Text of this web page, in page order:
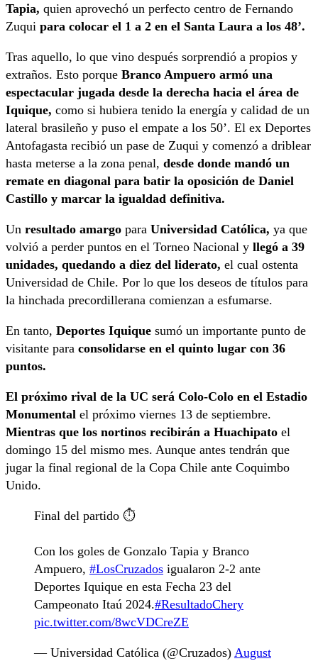
Tapia, quien aprovechó un perfecto centro de Fernando
Zuqui para colocar el 1 a 2 en el Santa Laura a los 48’.
Tras aquello, lo que vino después sorprendió a propios y
extraños. Esto porque Branco Ampuero armó una
espectacular jugada desde la derecha hacia el área de
Iquique, como si hubiera tenido la energía y calidad de un
lateral brasileño y puso el empate a los 50’. El ex Deportes
Antofagasta recibió un pase de Zuqui y comenzó a driblear
hasta meterse a la zona penal, desde donde mandó un
remate en diagonal para batir la oposición de Daniel
Castillo y marcar la igualdad definitiva.
Un resultado amargo para Universidad Católica, ya que
volvió a perder puntos en el Torneo Nacional y llegó a 39
unidades, quedando a diez del liderato, el cual ostenta
Universidad de Chile. Por lo que los deseos de títulos para
la hinchada precordillerana comienzan a esfumarse.
En tanto, Deportes Iquique sumó un importante punto de
visitante para consolidarse en el quinto lugar con 36
puntos.
El próximo rival de la UC será Colo-Colo en el Estadio
Monumental el próximo viernes 13 de septiembre.
Mientras que los nortinos recibirán a Huachipato el
domingo 15 del mismo mes. Aunque antes tendrán que
jugar la final regional de la Copa Chile ante Coquimbo
Unido.
Final del partido ⏱️
Con los goles de Gonzalo Tapia y Branco
Ampuero, #LosCruzados igualaron 2-2 ante
Deportes Iquique en esta Fecha 23 del
Campeonato Itaú 2024.#ResultadoChery
pic.twitter.com/8wcVDCreZE
— Universidad Católica (@Cruzados) August